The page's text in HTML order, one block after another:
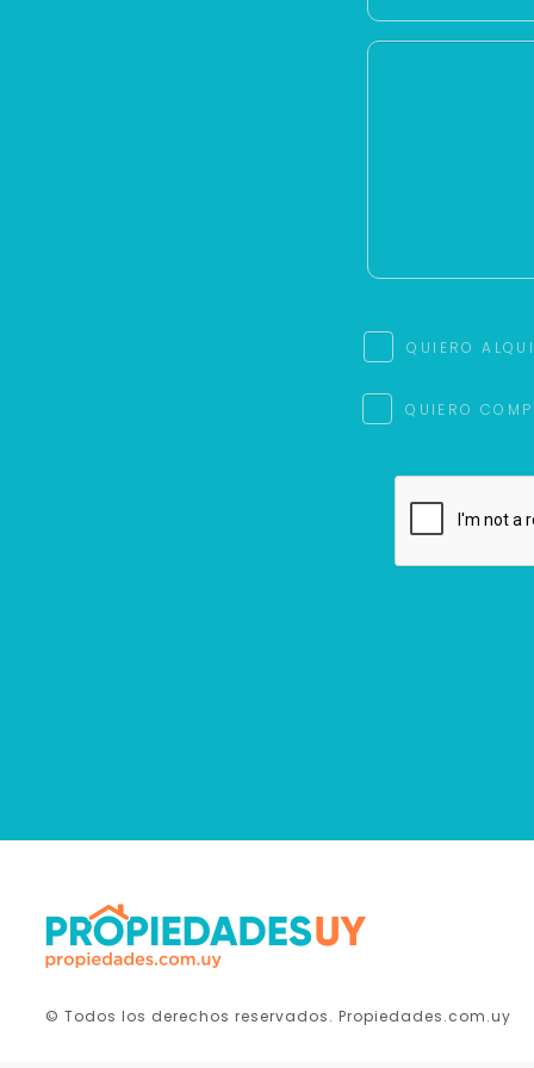
QUIERO
QUIERO
© Todos los derechos reservados. Propiedades.com.uy